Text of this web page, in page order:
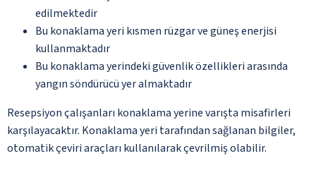
edilmektedir
Bu konaklama yeri kısmen rüzgar ve güneş enerjisi
kullanmaktadır
Bu konaklama yerindeki güvenlik özellikleri arasında
yangın söndürücü yer almaktadır
Resepsiyon çalışanları konaklama yerine varışta misafirleri
karşılayacaktır. Konaklama yeri tarafından sağlanan bilgiler,
otomatik çeviri araçları kullanılarak çevrilmiş olabilir.